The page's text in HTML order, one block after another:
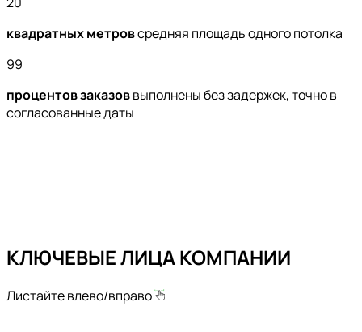
квадратных метровсредняя площадь одного потолка
99
процентов заказоввыполнены без задержек, точно в
согласованные даты
КЛЮЧЕВЫЕ ЛИЦА КОМПАНИИ
Листайте влево/вправо